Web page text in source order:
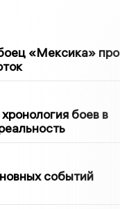
«Мексика» про
боев в
событий